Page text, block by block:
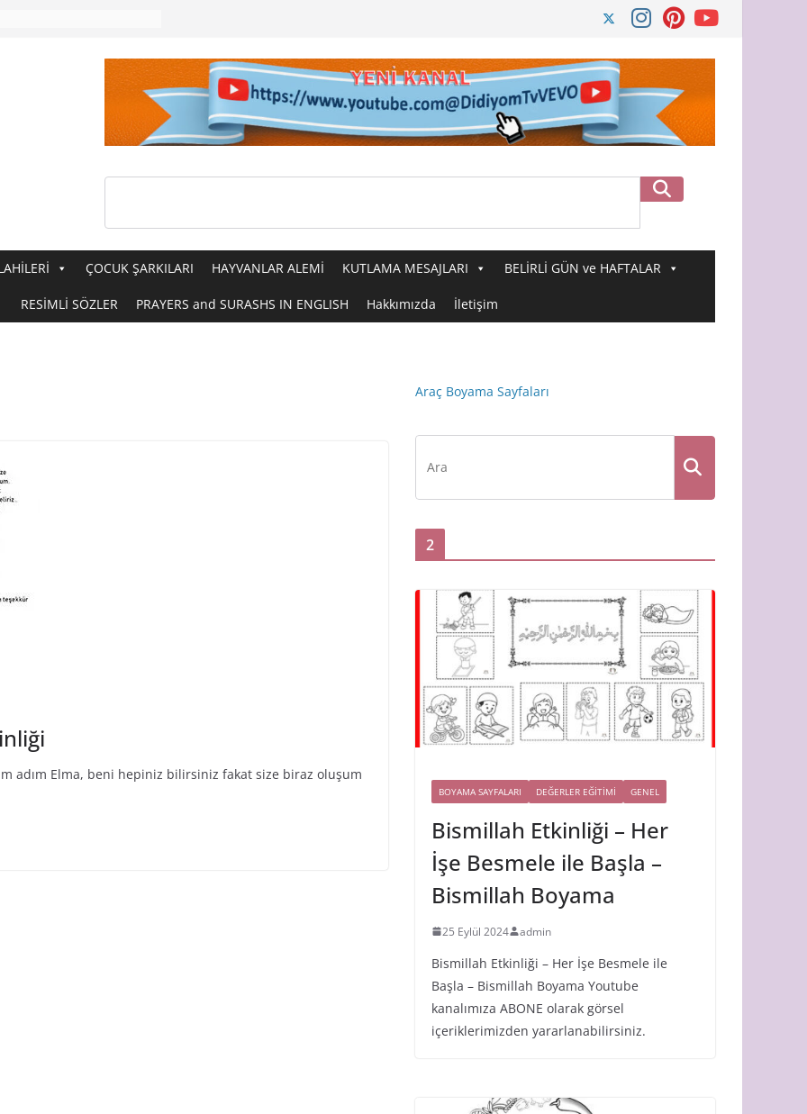
Ara
ÇOCUK ŞARKILARI HAYVANLAR ALEMİ KUTLAMA MESAJLARI BELİRLİ GÜN ve HAFTALAR
RESİMLİ SÖZLER PRAYERS and SURASHS IN ENGLISH Hakkımızda İletişim
adım Elma, beni hepiniz bilirsiniz fakat size biraz oluşum
Araç Boyama Sayfaları
2
BOYAMA SAYFALARI DEĞERLER EĞİTİMİ GENEL
Bismillah Etkinliği – Her
İşe Besmele ile Başla –
Bismillah Boyama
25 Eylül 2024 admin
Bismillah Etkinliği – Her İşe Besmele ile
Başla – Bismillah Boyama Youtube
kanalımıza ABONE olarak görsel
içeriklerimizden yararlanabilirsiniz.